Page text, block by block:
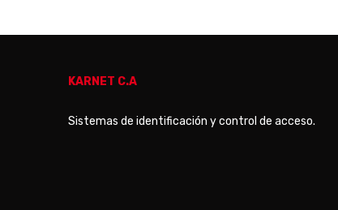
KARNET C.A
Sistemas de identificación y control de acceso.